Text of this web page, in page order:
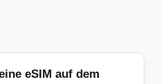
eSIM auf dem